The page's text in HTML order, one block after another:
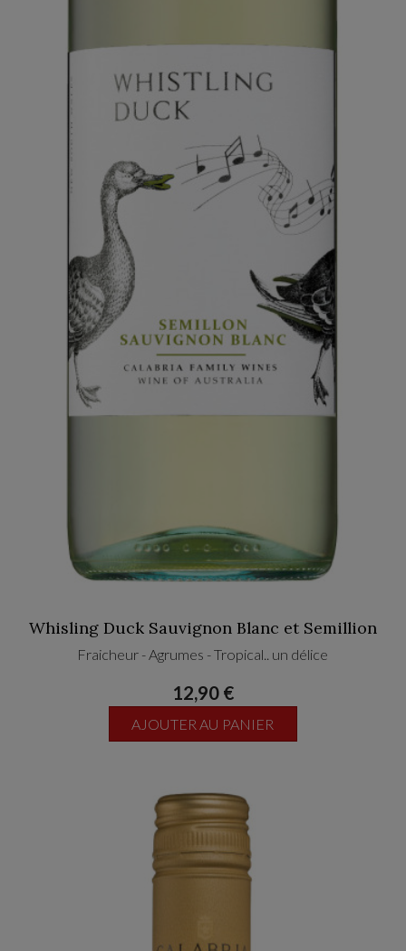
Whisling Duck Sauvignon Blanc et Semillion
Fraicheur - Agrumes - Tropical.. un délice
12,90 €
AJOUTER AU PANIER